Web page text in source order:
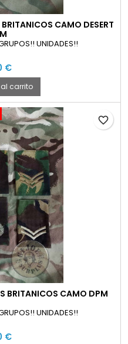
CAMO DESERT
UNIDADES!!
€
carrito
BRITANICOS CAMO DPM
UNIDADES!!
€
favorite_border